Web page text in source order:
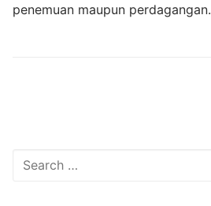
penemuan maupun perdagangan.
Cari: